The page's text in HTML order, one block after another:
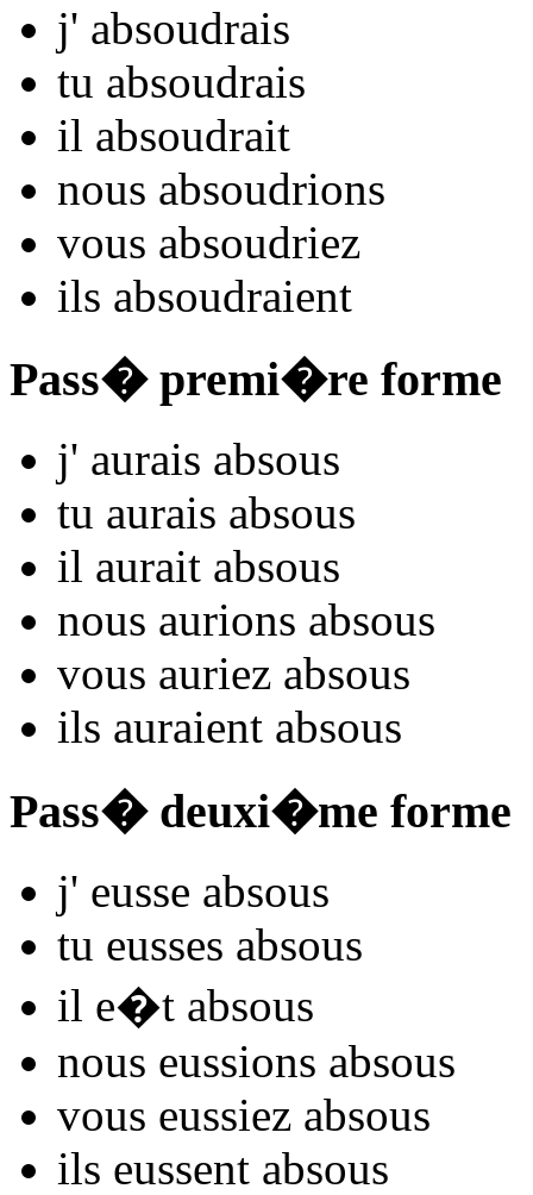
j' absoudrais
tu absoudrais
il absoudrait
nous absoudrions
vous absoudriez
ils absoudraient
Pass� premi�re forme
j' aurais absous
tu aurais absous
il aurait absous
nous aurions absous
vous auriez absous
ils auraient absous
Pass� deuxi�me forme
j' eusse absous
tu eusses absous
il e�t absous
nous eussions absous
vous eussiez absous
ils eussent absous